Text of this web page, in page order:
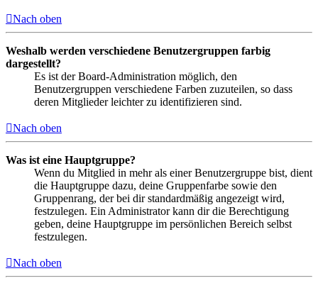
Nach oben
Weshalb werden verschiedene Benutzergruppen farbig
dargestellt?
Es ist der Board-Administration möglich, den
Benutzergruppen verschiedene Farben zuzuteilen, so dass
deren Mitglieder leichter zu identifizieren sind.
Nach oben
Was ist eine Hauptgruppe?
Wenn du Mitglied in mehr als einer Benutzergruppe bist, dient
die Hauptgruppe dazu, deine Gruppenfarbe sowie den
Gruppenrang, der bei dir standardmäßig angezeigt wird,
festzulegen. Ein Administrator kann dir die Berechtigung
geben, deine Hauptgruppe im persönlichen Bereich selbst
festzulegen.
Nach oben